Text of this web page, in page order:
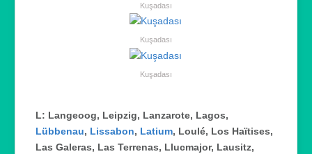
Kuşadası
Kuşadası
Kuşadası
L: Langeoog, Leipzig, Lanzarote, Lagos,
Lübbenau, Lissabon, Latium, Loulé, Los Haïtises,
Las Galeras, Las Terrenas, Llucmajor, Lausitz,